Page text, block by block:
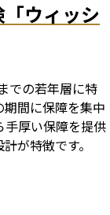
ウィッシ
での若年層に特
間に保障を集中
手厚い保障を提供
が特徴です。